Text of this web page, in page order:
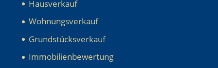
Hausverkauf
Wohnungsverkauf
Grundstücksverkauf
Immobilienbewertung